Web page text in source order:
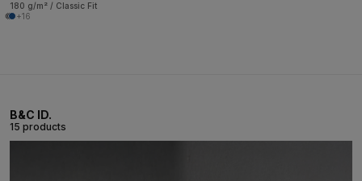
180 g/m² / Classic Fit
+16
B&C ID.
15 products